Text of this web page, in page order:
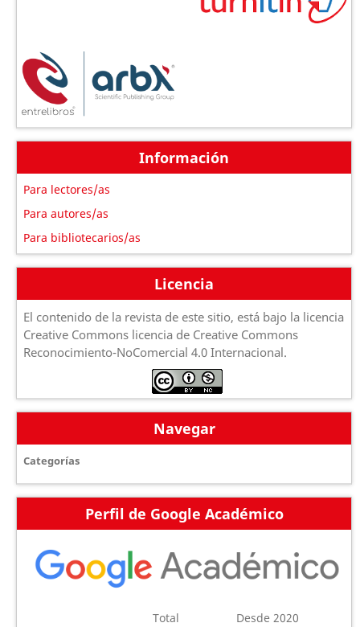
Información
Para lectores/as
Para autores/as
Para bibliotecarios/as
Licencia
El contenido de la revista de este sitio, está bajo la licencia
Creative Commons licencia de Creative Commons
Reconocimiento-NoComercial 4.0 Internacional.
Navegar
Categorías
Perfil de Google Académico
Total
Desde 2020